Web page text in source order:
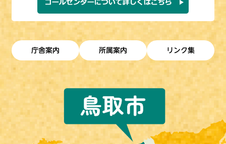
庁舎案内 所属案内 リンク集